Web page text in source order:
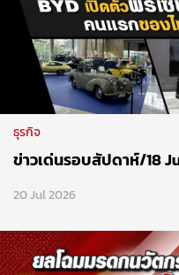
ธุรกิจ
ข่าวเด่นรอบสัปดาห์/18
20 Jul 2026